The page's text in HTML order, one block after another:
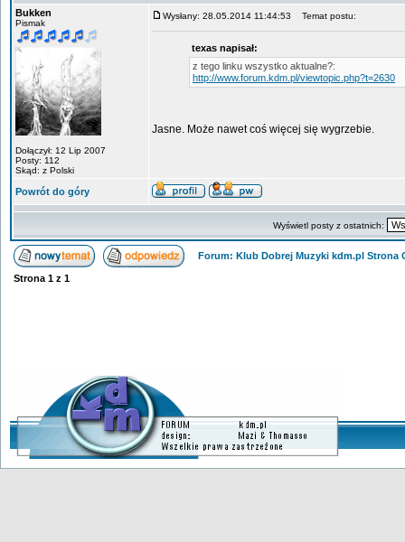
Bukken
Pismak
Dołączył: 12 Lip 2007
Posty: 112
Skąd: z Polski
Wysłany: 28.05.2014 11:44:53 Temat postu:
texas napisał:
z tego linku wszystko aktualne?:
http://www.forum.kdm.pl/viewtopic.php?t=2630
Jasne. Może nawet coś więcej się wygrzebie.
Powrót do góry
Wyświetl posty z ostatnich:
Forum: Klub Dobrej Muzyki kdm.pl Strona
Strona 1 z 1